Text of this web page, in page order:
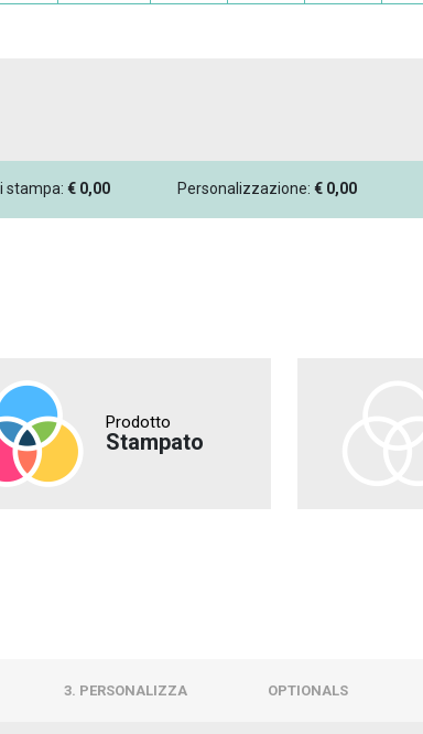
stampa:€ 0,00 Personalizzazione:€ 0,00
Prodotto
Stampato
3. PERSONALIZZA OPTIONALS